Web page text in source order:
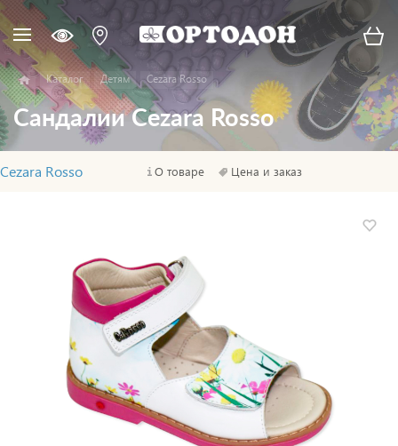
Каталог Детям Cezara Rosso
Сандалии Cezara Rosso
Cezara Rosso О товаре Цена и заказ